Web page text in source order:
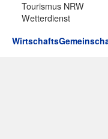
Tourismus NRW
Wetterdienst